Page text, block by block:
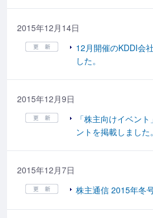
2015年12月14日
12月開催のKDDI会
した。
2015年12月9日
「株主向けイベン
ントを掲載しました。
2015年12月7日
株主通信 2015年冬